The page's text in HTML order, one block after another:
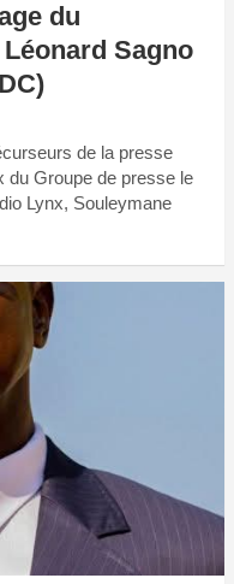
du
Sagno
de la presse
du Groupe de presse le
Lynx, Souleymane